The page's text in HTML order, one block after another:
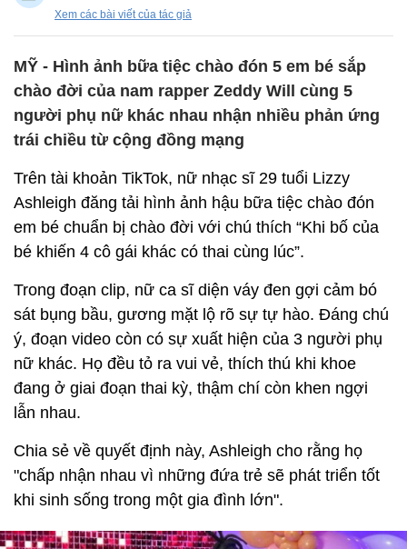
Xem các bài viết của tác giả
MỸ - Hình ảnh bữa tiệc chào đón 5 em bé sắp
chào đời của nam rapper Zeddy Will cùng 5
người phụ nữ khác nhau nhận nhiều phản ứng
trái chiều từ cộng đồng mạng
Trên tài khoản TikTok, nữ nhạc sĩ 29 tuổi Lizzy
Ashleigh đăng tải hình ảnh hậu bữa tiệc chào đón
em bé chuẩn bị chào đời với chú thích “Khi bố của
bé khiến 4 cô gái khác có thai cùng lúc”.
Trong đoạn clip, nữ ca sĩ diện váy đen gợi cảm bó
sát bụng bầu, gương mặt lộ rõ sự tự hào. Đáng chú
ý, đoạn video còn có sự xuất hiện của 3 người phụ
nữ khác. Họ đều tỏ ra vui vẻ, thích thú khi khoe
đang ở giai đoạn thai kỳ, thậm chí còn khen ngợi
lẫn nhau.
Chia sẻ về quyết định này, Ashleigh cho rằng họ
"chấp nhận nhau vì những đứa trẻ sẽ phát triển tốt
khi sinh sống trong một gia đình lớn".